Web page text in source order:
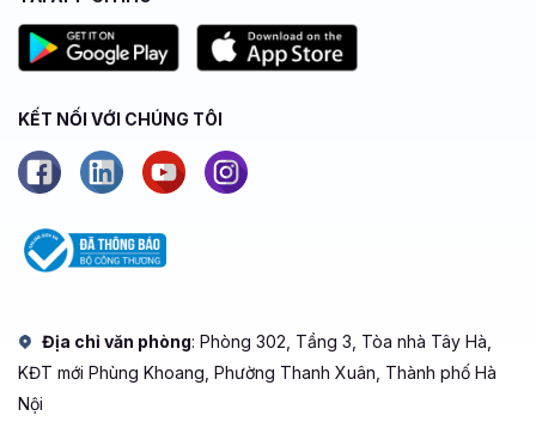
KẾT NỐI VỚI CHÚNG TÔI
Địa chỉ văn phòng: Phòng 302, Tầng 3, Tòa nhà Tây Hà,
KĐT mới Phùng Khoang, Phường Thanh Xuân, Thành phố Hà
Nội